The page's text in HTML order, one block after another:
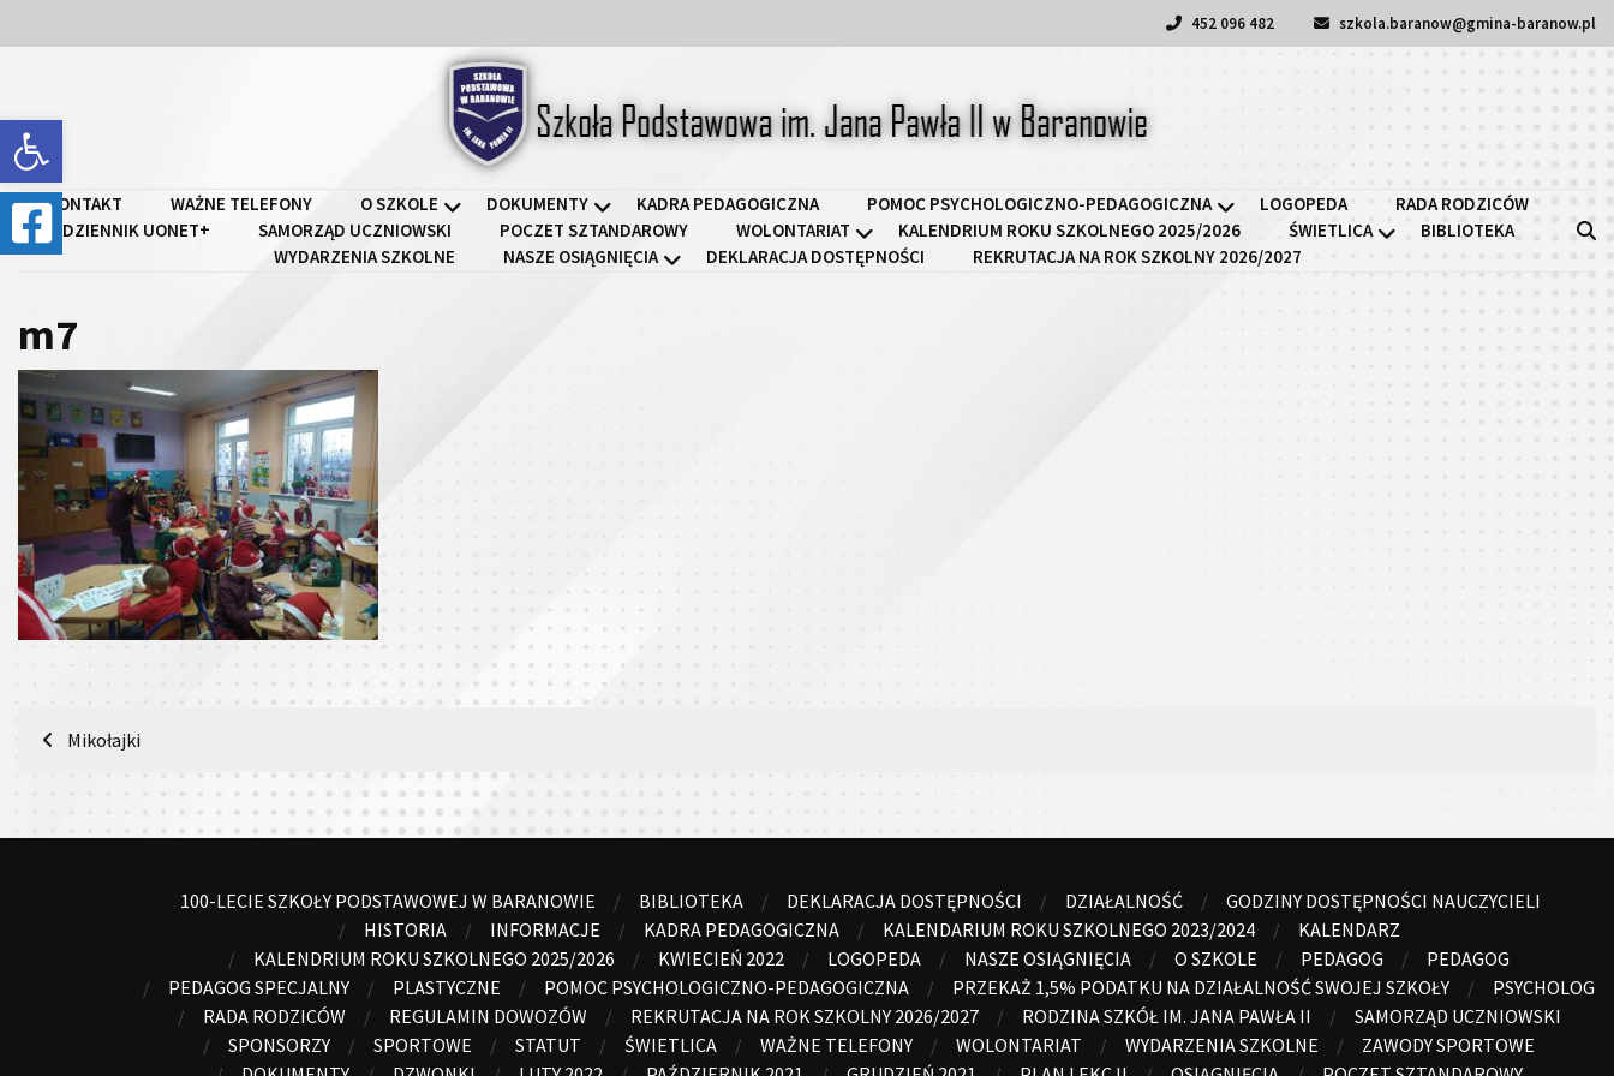
Open toolbar
to
to
452 096 482 szkola.baranow@gmina-baranow.pl
Szkoła Podstawowa im. Jana Pawła II w Baranowie
KONTAKT WAŻNE TELEFONY O SZKOLE DOKUMENTY KADRA PEDAGOGICZNA POMOC PSYCHOLOGICZNO-PEDAGOGICZNA LOGOPEDA
RADA RODZICÓW
DZIENNIK UONET+
SAMORZĄD UCZNIOWSKI POCZET SZTANDAROWY WOLONTARIAT KALENDRIUM ROKU SZKOLNEGO 2025/2026 ŚWIETLICA
BIBLIOTEKA
WYDARZENIA SZKOLNE
NASZE OSIĄGNIĘCIA DEKLARACJA DOSTĘPNOŚCI REKRUTACJA NA ROK SZKOLNY 2026/2027
m7
Nawigacja
Mikołajki
100-LECIE SZKOŁY PODSTAWOWEJ W BARANOWIE BIBLIOTEKA DEKLARACJA DOSTĘPNOŚCI DZIAŁALNOŚĆ
GODZINY DOSTĘPNOŚCI NAUCZYCIELI
HISTORIA
INFORMACJE KADRA PEDAGOGICZNA KALENDARIUM ROKU SZKOLNEGO 2023/2024
KALENDARZ
KALENDRIUM ROKU SZKOLNEGO 2025/2026
KWIECIEŃ 2022 LOGOPEDA NASZE OSIĄGNIĘCIA O SZKOLE PEDAGOG
PEDAGOG
PEDAGOG SPECJALNY
PLASTYCZNE POMOC PSYCHOLOGICZNO-PEDAGOGICZNA PRZEKAŻ 1,5% PODATKU NA DZIAŁALNOŚĆ SWOJEJ SZKOŁY
PSYCHOLOG
RADA RODZICÓW
REGULAMIN DOWOZÓW REKRUTACJA NA ROK SZKOLNY 2026/2027 RODZINA SZKÓŁ IM. JANA PAWŁA II
SAMORZĄD UCZNIOWSKI
SPONSORZY
SPORTOWE STATUT ŚWIETLICA WAŻNE TELEFONY WOLONTARIAT WYDARZENIA SZKOLNE
ZAWODY SPORTOWE